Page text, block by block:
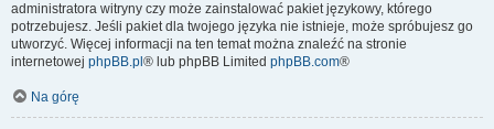
administratora witryny czy może zainstalować pakiet językowy, którego
potrzebujesz. Jeśli pakiet dla twojego języka nie istnieje, może spróbujesz go
utworzyć. Więcej informacji na ten temat można znaleźć na stronie
internetowej phpBB.pl ® lub phpBB Limited phpBB.com®
Na górę